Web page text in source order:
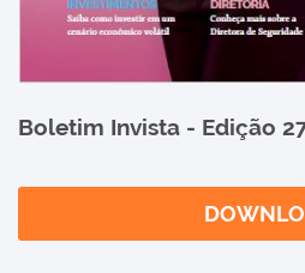
Boletim Invista - Edição